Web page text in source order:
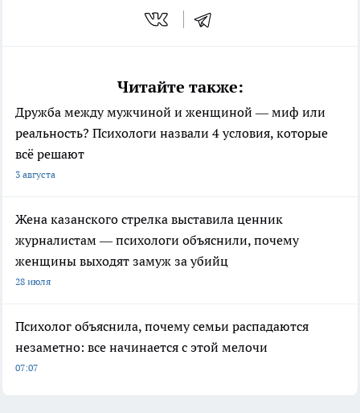
Читайте также:
Дружба между мужчиной и женщиной — миф или
реальность? Психологи назвали 4 условия, которые
всё решают
3 августа
Жена казанского стрелка выставила ценник
журналистам — психологи объяснили, почему
женщины выходят замуж за убийц
28 июля
Психолог объяснила, почему семьи распадаются
незаметно: все начинается с этой мелочи
07:07